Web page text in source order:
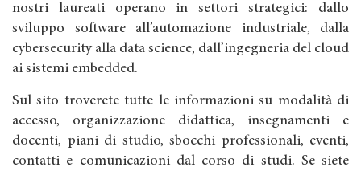
nostri laureati operano in settori strategici: dallo
sviluppo software all’automazione industriale, dalla
cybersecurity alla data science, dall’ingegneria del cloud
ai sistemi embedded.
Sul sito troverete tutte le informazioni su modalità di
accesso, organizzazione didattica, insegnamenti e
docenti, piani di studio, sbocchi professionali, eventi,
contatti e comunicazioni dal corso di studi. Se siete